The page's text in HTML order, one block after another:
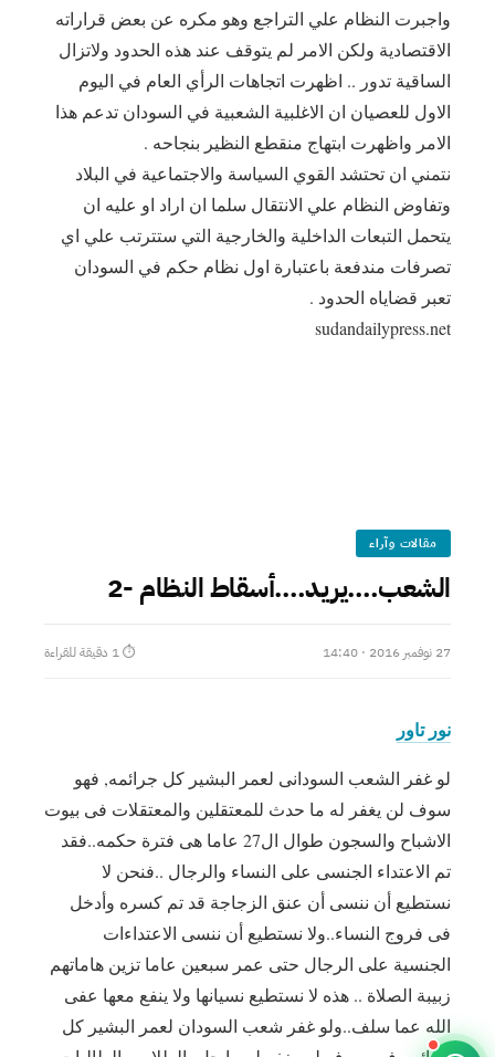
واجبرت النظام علي التراجع وهو مكره عن بعض قراراته
الاقتصادية ولكن الامر لم يتوقف عند هذه الحدود ولاتزال
الساقية تدور .. اظهرت اتجاهات الرأي العام في اليوم
الاول للعصيان ان الاغلبية الشعبية في السودان تدعم هذا
الامر واظهرت ابتهاج منقطع النظير بنجاحه .
نتمني ان تحتشد القوي السياسة والاجتماعية في البلاد
وتفاوض النظام علي الانتقال سلما ان اراد او عليه ان
يتحمل التبعات الداخلية والخارجية التي ستترتب علي اي
تصرفات مندفعة باعتبارة اول نظام حكم في السودان
تعبر قضاياه الحدود .
sudandailypress.net
مقالات وآراء
الشعب….يريد….أسقاط النظام -2
27 نوفمبر 2016 · 14:40 ⏱ 1 دقيقة للقراءة
نور تاور
لو غفر الشعب السودانى لعمر البشير كل جرائمه, فهو
سوف لن يغفر له ما حدث للمعتقلين والمعتقلات فى بيوت
الاشباح والسجون طوال ال27 عاما هى فترة حكمه..فقد
تم الاعتداء الجنسى على النساء والرجال ..فنحن لا
نستطيع أن ننسى أن عنق الزجاجة قد تم كسره وأدخل
فى فروج النساء..ولا نستطيع أن ننسى الاعتداءات
الجنسية على الرجال حتى عمر سبعين عاما تزين هاماتهم
زبيبة الصلاة .. هذه لا نستطيع نسيانها ولا ينفع معها عفى
الله عما سلف..ولو غفر شعب السودان لعمر البشير كل